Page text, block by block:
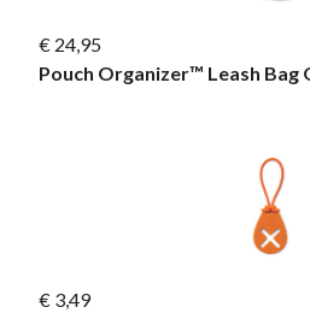
€ 24,95
Pouch Organizer™ Leash Bag
€ 3,49